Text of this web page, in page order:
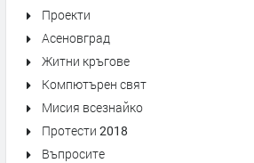
Проекти
Асеновград
Житни кръгове
Компютърен свят
Мисия всезнайко
Протести 2018
Въпросите